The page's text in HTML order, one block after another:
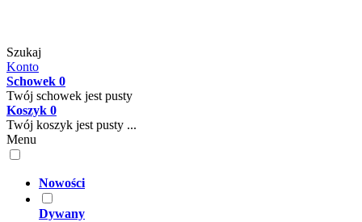
Szukaj
Konto
Schowek 0
Twój schowek jest pusty
Koszyk 0
Twój koszyk jest pusty ...
Menu
Nowości
Dywany